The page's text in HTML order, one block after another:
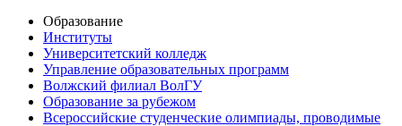
Образование
Институты
Университетский колледж
Управление образовательных программ
Волжский филиал ВолГУ
Образование за рубежом
Всероссийские студенческие олимпиады, проводимые